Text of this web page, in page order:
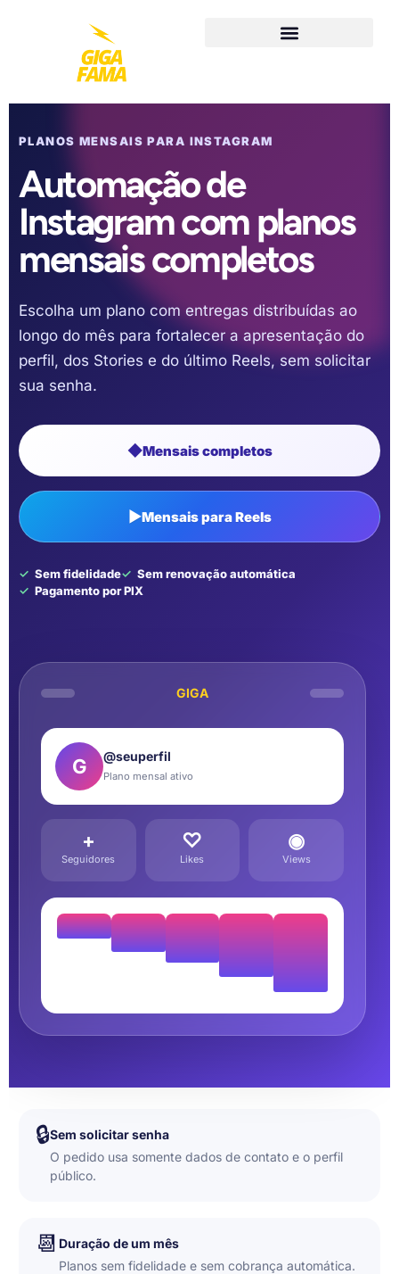
PLANOS MENSAIS PARA INSTAGRAM
Automação de
Instagram com planos
mensais completos
Escolha um plano com entregas distribuídas ao
longo do mês para fortalecer a apresentação do
perfil, dos Stories e do último Reels, sem solicitar
sua senha.
◆Mensais completos
▶Mensais para Reels
Sem fidelidade
Sem renovação automática
Pagamento por PIX
GIGA
G @seuperfil
Plano mensal ativo
+
Seguidores
♡
Likes
◉
Views
🔒Sem solicitar senha
O pedido usa somente dados de contato e o perfil
público.
📆 Duração de um mês
Planos sem fidelidade e sem cobrança automática.